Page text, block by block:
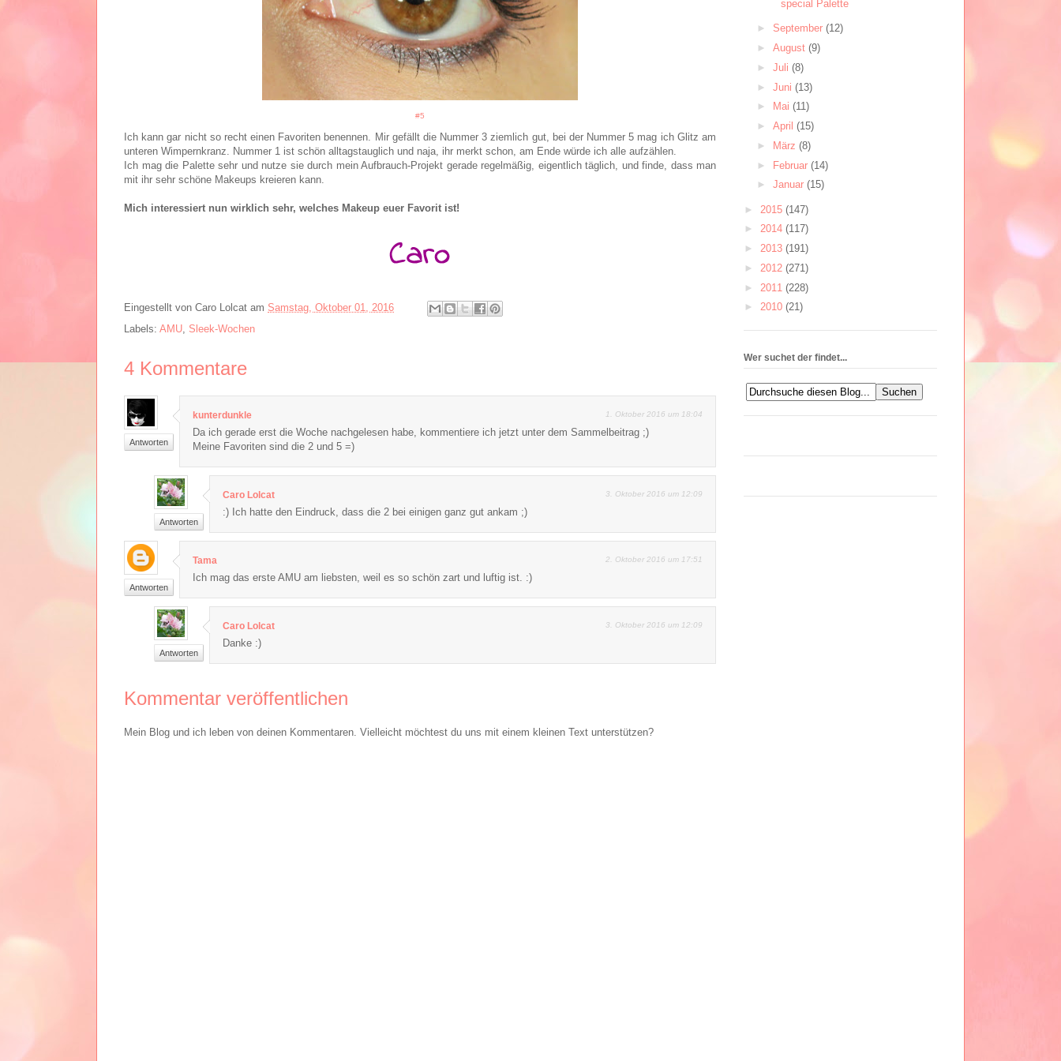
#5
Ich kann gar nicht so recht einen Favoriten benennen. Mir gefällt die Nummer 3 ziemlich gut, bei der Nummer 5 mag ich Glitz am
unteren Wimpernkranz. Nummer 1 ist schön alltagstauglich und naja, ihr merkt schon, am Ende würde ich alle aufzählen.
Ich mag die Palette sehr und nutze sie durch mein Aufbrauch-Projekt gerade regelmäßig, eigentlich täglich, und finde, dass man
mit ihr sehr schöne Makeups kreieren kann.
Mich interessiert nun wirklich sehr, welches Makeup euer Favorit ist!
Eingestellt von Caro Lolcat am Samstag, Oktober 01, 2016
Labels: AMU Sleek-Wochen
4 Kommentare
Antworten
kunterdunkle 1. Oktober 2016 um 18:04
Da ich gerade erst die Woche nachgelesen habe, kommentiere ich jetzt unter dem Sammelbeitrag ;)
Meine Favoriten sind die 2 und 5 =)
Antworten
Caro Lolcat 3. Oktober 2016 um 12:09
:) Ich hatte den Eindruck, dass die 2 bei einigen ganz gut ankam ;)
Antworten
Tama 2. Oktober 2016 um 17:51
Ich mag das erste AMU am liebsten, weil es so schön zart und luftig ist. :)
Antworten
Caro Lolcat 3. Oktober 2016 um 12:09
Danke :)
Kommentar veröffentlichen
Mein Blog und ich leben von deinen Kommentaren. Vielleicht möchtest du uns mit einem kleinen Text unterstützen?
special Palette
► September (12)
► August (9)
► Juli (8)
► Juni (13)
►
Mai (11)
► April (15)
►
März (8)
► Februar (14)
► Januar (15)
► 2015 (147)
► 2014 (117)
► 2013 (191)
► 2012 (271)
► 2011 (228)
► 2010 (21)
Wer suchet der findet...